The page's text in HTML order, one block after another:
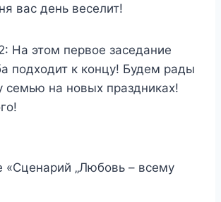
вас день веселит!
На этом первое заседание
подходит к концу! Будем рады
семью на новых праздниках!
«Сценарий „Любовь – всему